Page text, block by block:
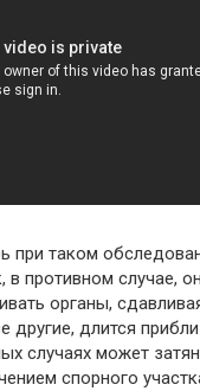
при таком
в противном случае,
органы,
другие, длится
случаях может
спорного